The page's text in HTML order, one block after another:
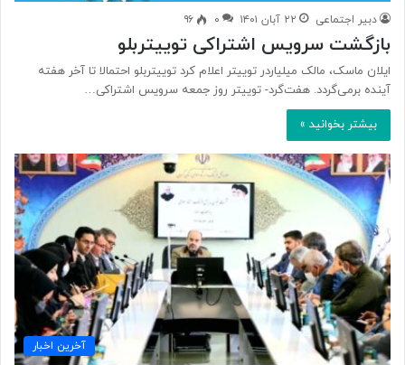
دبیر اجتماعی ۲۲ آبان ۱۴۰۱ ۰ ۹۶
بازگشت سرویس اشتراکی توییتربلو
ایلان ماسک، مالک میلیاردر توییتر اعلام کرد توییتربلو احتمالا تا آخر هفته
آینده برمی‌گردد. هفت‌گرد- توییتر روز جمعه سرویس اشتراکی…
بیشتر بخوانید »
آخرین اخبار